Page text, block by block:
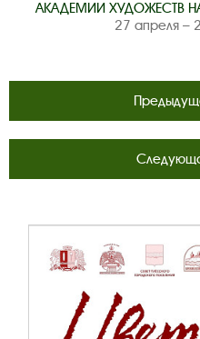
АКАДЕМИИ ХУДОЖЕСТВ
27 апреля –